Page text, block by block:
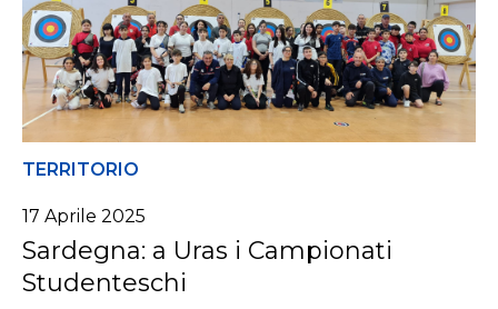
TERRITORIO
17 Aprile 2025
Sardegna: a Uras i Campionati
Studenteschi